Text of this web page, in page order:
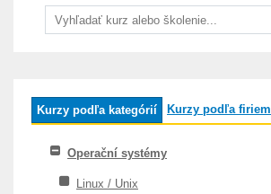
Kurzy podľa kategórií Kurzy podľa firiem
Operační systémy
Linux / Unix